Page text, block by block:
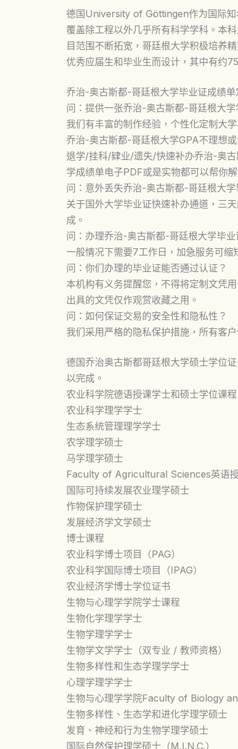
德国University of Göttingen作为国际知
覆盖除工程以外几乎所有科学学科。本
目范围不断拓宽，哥廷根大学积极培养
优秀应届生和毕业生而设计，其中有约
乔治-奥古斯都-哥廷根大学毕业证成绩
问：提供一张乔治-奥古斯都-哥廷根大
我们有丰富的制作经验，个性化定制大
乔治-奥古斯都-哥廷根大学GPA不理想
退学/挂科/肄业/遗失/快速补办乔治-奥
学成绩单电子PDF或是实物都可以帮你解
问：意外丢失乔治-奥古斯都-哥廷根大
关于国外大学毕业证快速补办通道，三
成。
问：办理乔治-奥古斯都-哥廷根大学毕业
一般情况下需要7工作日，加急服务可缩
问：你们办理的毕业证能否通过认证？
本机构有义务提醒您，不得将定制文凭
出具的文凭仅作观赏收藏之用。
问：如何保证交易的安全性和隐私性？
我们采用严格的隐私保护措施，所有客
德国乔治奥古斯都哥廷根大学硕士学位
以完成。
农业科学院德语授课学士和硕士学位课程
农业科学理学学士
生态系统管理理学学士
农学理学硕士
马学理学硕士
Faculty of Agricultural Sciences英语
国际可持续发展农业理学硕士
作物保护理学硕士
发展经济学文学硕士
博士课程
农业科学博士项目（PAG）
农业科学国际博士项目（IPAG）
农业经济学博士学位证书
生物与心理学学院学士课程
生物化学理学学士
生物学理学学士
生物学文学学士（双专业 / 教师资格）
生物多样性和生态学理学学士
心理学理学学士
生物与心理学学院Faculty of Biology
生物多样性、生态学和进化学理学硕士
发育、神经和行为生物学理学硕士
国际自然保护理学硕士（M.I.N.C.）